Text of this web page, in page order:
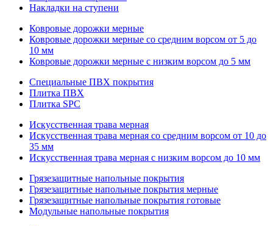
Накладки на ступени
Ковровые дорожки мерные
Ковровые дорожки мерные со средним ворсом от 5 до
10 мм
Ковровые дорожки мерные с низким ворсом до 5 мм
Специальные ПВХ покрытия
Плитка ПВХ
Плитка SPC
Искуccтвенная трава мерная
Искусственная трава мерная со средним ворсом от 10 до
35 мм
Искусственная трава мерная с низким ворсом до 10 мм
Грязезащитные напольные покрытия
Грязезащитные напольные покрытия мерные
Грязезащитные напольные покрытия готовые
Модульные напольные покрытия